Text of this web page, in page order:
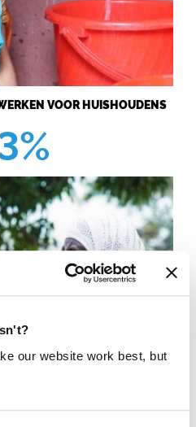
our website work best, but
VOOR HUISHOUDENS
VOOR MALAWI